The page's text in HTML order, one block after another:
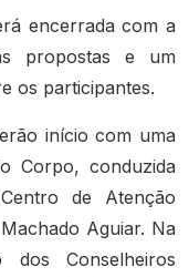
encerrada com a
propostas e um
os participantes.
início com uma
Corpo, conduzida
de Atenção
Aguiar. Na
dos Conselheiros